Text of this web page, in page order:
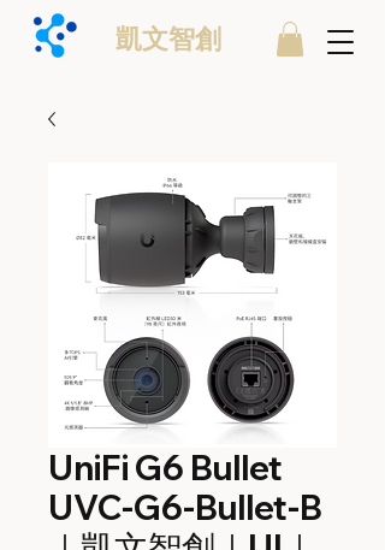
凱文智創
UniFi G6 Bullet
UVC-G6-Bullet-B